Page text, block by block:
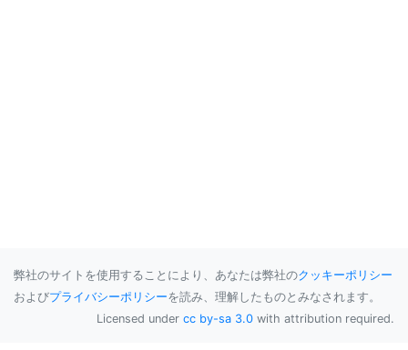
弊社のサイトを使用することにより、あなたは弊社のクッキーポリシー
およびプライバシーポリシーを読み、理解したものとみなされます。
Licensed under cc by-sa 3.0 with attribution required.